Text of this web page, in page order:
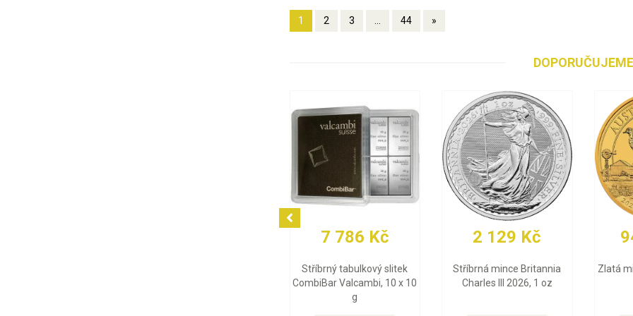
1 2 3 ... 44 »
DOPORUČUJEME
94 075 Kč
Zlatá mince Emu 2026, 1 oz
93 291 Kč
Zlatá mince Britannia
Charles III 2026, 1 oz